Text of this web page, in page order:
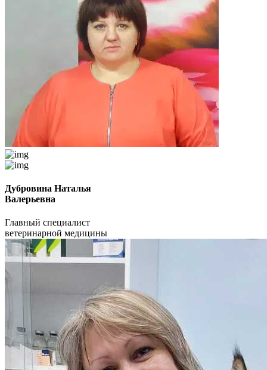
Дубровина Наталья
Валерьевна
Главный специалист
ветеринарной медицины